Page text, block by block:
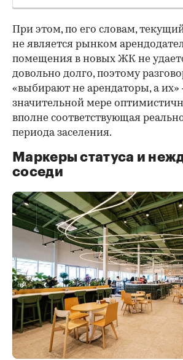
При этом, по его словам,
не является рынком
помещения в новых ЖК не
довольно долго, поэтому
«выбирают не арендаторы, а
значительной мере
вполне соответствующая
периода заселения.
Маркеры статуса и
соседи